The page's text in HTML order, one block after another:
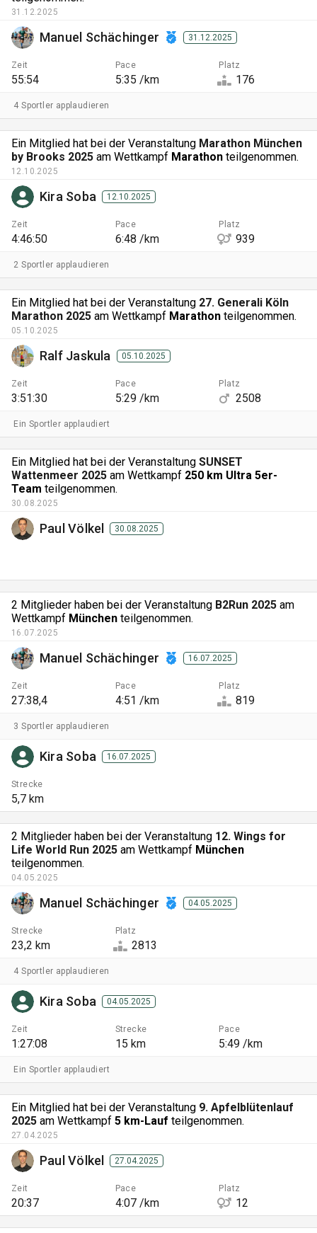
31.12.2025
Manuel Schächinger 31.12.2025
Zeit
55:54
Pace
5:35 /km
Platz
176
4 Sportler applaudieren
Ein Mitglied hat bei der Veranstaltung Marathon München
by Brooks 2025 am Wettkampf Marathon teilgenommen.
12.10.2025
Kira Soba 12.10.2025
Zeit
4:46:50
Pace
6:48 /km
Platz
939
2 Sportler applaudieren
Ein Mitglied hat bei der Veranstaltung 27. Generali Köln
Marathon 2025 am Wettkampf Marathon teilgenommen.
05.10.2025
Ralf Jaskula 05.10.2025
Zeit
3:51:30
Pace
5:29 /km
Platz
2508
Ein Sportler applaudiert
Ein Mitglied hat bei der Veranstaltung SUNSET
Wattenmeer 2025 am Wettkampf 250 km Ultra 5er-
Team teilgenommen.
30.08.2025
Paul Völkel 30.08.2025
2 Mitglieder haben bei der Veranstaltung B2Run 2025 am
Wettkampf München teilgenommen.
16.07.2025
Manuel Schächinger 16.07.2025
Zeit
27:38,4
Pace
4:51 /km
Platz
819
3 Sportler applaudieren
Kira Soba 16.07.2025
Strecke
5,7 km
2 Mitglieder haben bei der Veranstaltung 12. Wings for
Life World Run 2025 am Wettkampf München
teilgenommen.
04.05.2025
Manuel Schächinger 04.05.2025
Strecke
23,2 km
Platz
2813
4 Sportler applaudieren
Kira Soba 04.05.2025
Zeit
1:27:08
Strecke
15 km
Pace
5:49 /km
Ein Sportler applaudiert
Ein Mitglied hat bei der Veranstaltung 9. Apfelblütenlauf
2025 am Wettkampf 5 km-Lauf teilgenommen.
27.04.2025
Paul Völkel 27.04.2025
Zeit
20:37
Pace
4:07 /km
Platz
12